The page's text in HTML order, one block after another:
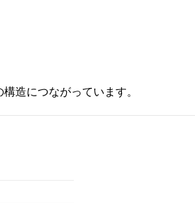
造につながっています。